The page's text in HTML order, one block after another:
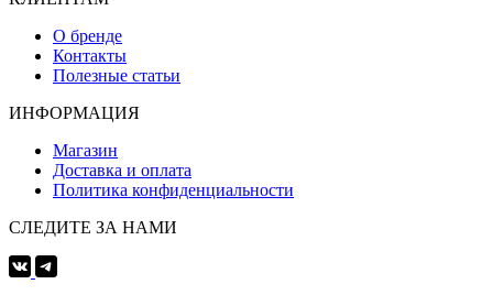
О бренде
Контакты
Полезные статьи
ИНФОРМАЦИЯ
Магазин
Доставка и оплата
Политика конфиденциальности
СЛЕДИТЕ ЗА НАМИ